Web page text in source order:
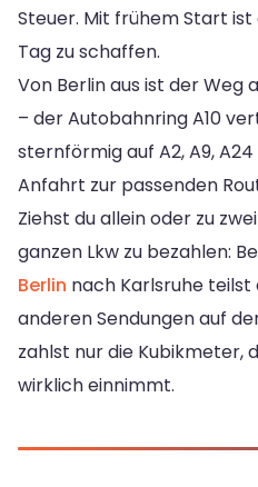
Steuer. Mit frühem Start
Tag zu schaffen.
Von Berlin aus ist der Weg
– der Autobahnring A10
sternförmig auf A2, A9, A24
Anfahrt zur passenden
Ziehst du allein oder zu
ganzen Lkw zu bezahlen:
Berlin nach Karlsruhe teilst
anderen Sendungen auf
zahlst nur die Kubikmeter,
wirklich einnimmt.